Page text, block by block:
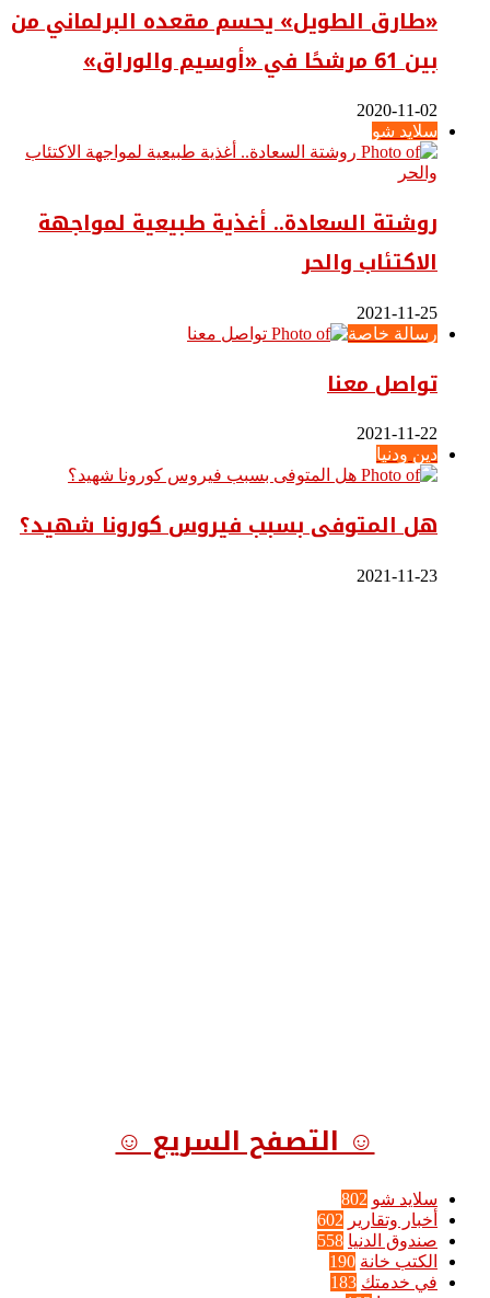
«طارق الطويل» يحسم مقعده البرلماني من
بين 61 مرشحًا في «أوسيم والوراق»
2020-11-02
سلايد شو
روشتة السعادة.. أغذية طبيعية لمواجهة
الاكتئاب والحر
2021-11-25
رسالة خاصة
تواصل معنا
2021-11-22
دين ودنيا
هل المتوفى بسبب فيروس كورونا شهيد؟
2021-11-23
☺ التصفح السريع ☺
سلايد شو 802
أخبار وتقارير 602
صندوق الدنيا 558
الكتب خانة 190
في خدمتك 183